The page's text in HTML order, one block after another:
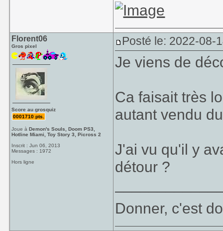
Florent06
Gros pixel
Score au grosquiz
0001710 pts.
Joue àDemon's Souls, Doom PS3,
Hotline Miami, Toy Story 3, Picross 2
Inscrit : Jun 06, 2013
Messages : 1972
Hors ligne
Posté le: 2022-08-
Je viens de
Ca faisait très
autant vendu
J'ai vu qu'il y
détour ?
Donner, c'est